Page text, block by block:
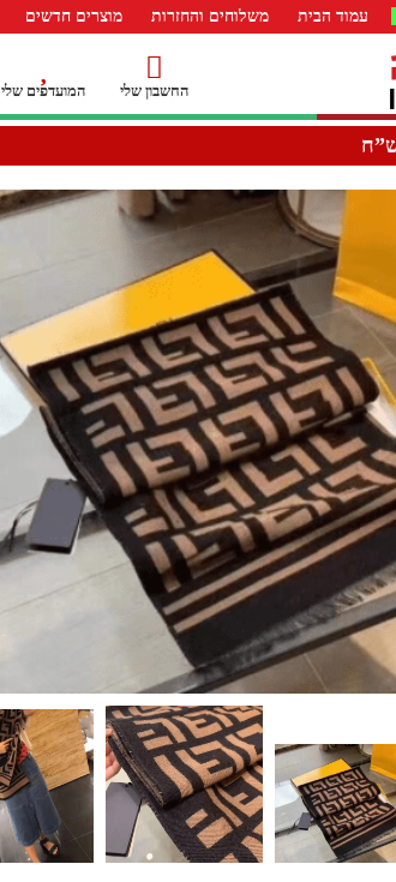
עמוד הבית משלוחים והחזרות מוצרים חדשים
החשבון שלי המועדפים שלי